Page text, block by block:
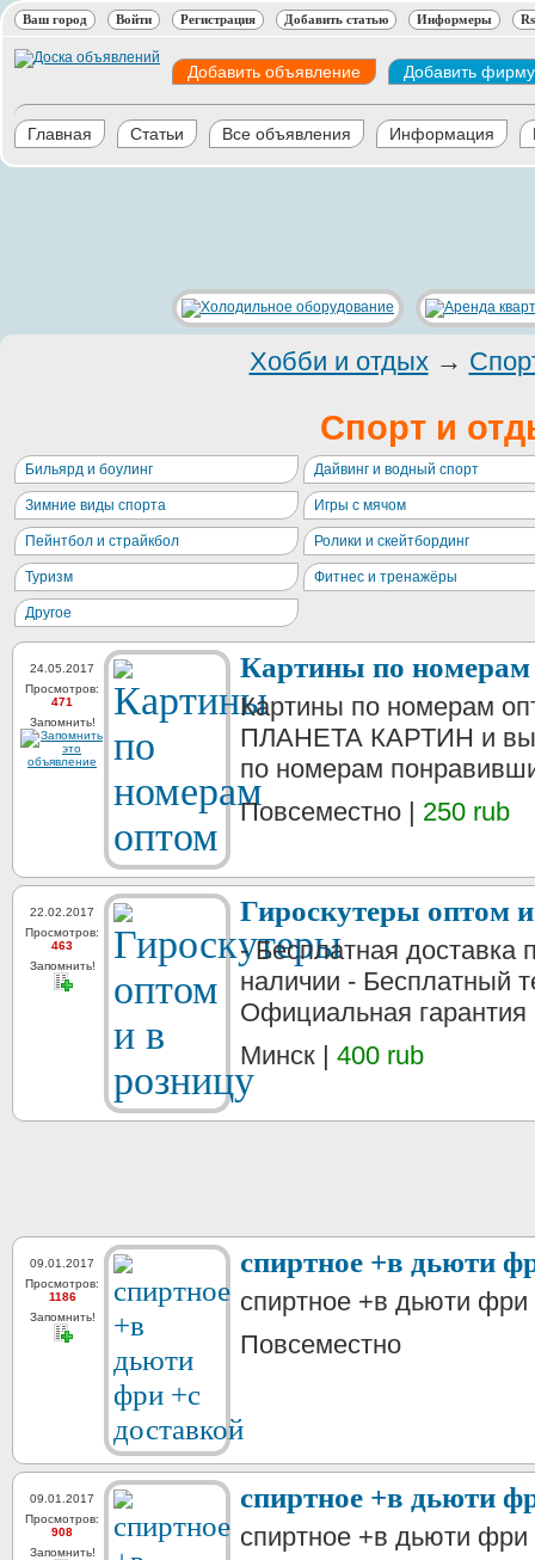
Ваш город Войти Регистрация Добавить статью Информеры
Добавить объявление Добавить фирму
Главная Статьи Все объявления Информация
Хобби и отдых→
Спорт и
Бильярд и боулинг Дайвинг и водный спорт
Зимние виды спорта Игры с мячом
Пейнтбол и страйкбол Ролики и скейтбординг
Туризм Фитнес и тренажёры
Другое
24.05.2017
Просмотров:
471
Запомнить!
Картины по номерам
Картины по номерам
ПЛАНЕТА КАРТИН и
по номерам
Повсеместно | 250 rub
22.02.2017
Просмотров:
463
Запомнить!
Гироскутеры оптом
- Бесплатная
наличии - Бесплатный
Официальная
Минск | 400 rub
09.01.2017
Просмотров:
1186
Запомнить!
спиртное +в дьюти
спиртное +в дьюти фри
Повсеместно
09.01.2017
Просмотров:
908
Запомнить!
спиртное +в дьюти
спиртное +в дьюти фри